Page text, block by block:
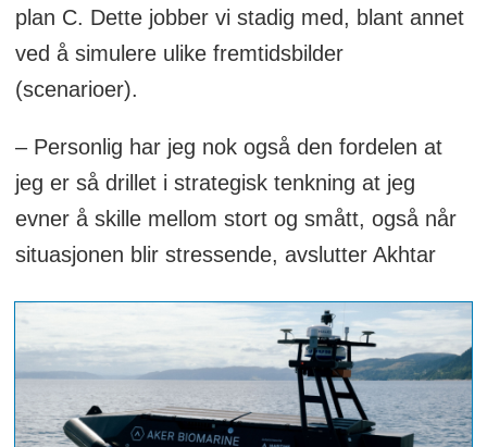
plan C. Dette jobber vi stadig med, blant annet
ved å simulere ulike fremtidsbilder
(scenarioer).
– Personlig har jeg nok også den fordelen at
jeg er så drillet i strategisk tenkning at jeg
evner å skille mellom stort og smått, også når
situasjonen blir stressende, avslutter Akhtar